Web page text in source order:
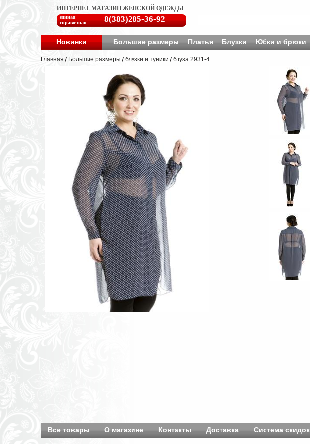
ИНТЕРНЕТ-МАГАЗИН ЖЕНСКОЙ ОДЕЖДЫ
единая
справочная
8(383)285-36-92
Новинки Большие размеры Платья Блузки Юбки и брюки
Главная Большие размеры блузки и туники блуза 2931-4
Все товары О магазине Контакты Доставка Система скидок